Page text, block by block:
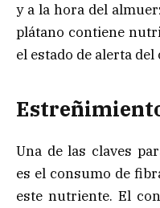
y a la hora del
plátano contiene
el estado de alerta del
Una de las claves
es el consumo de
este nutriente. El